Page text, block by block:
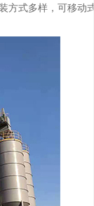
方式多样，可移动